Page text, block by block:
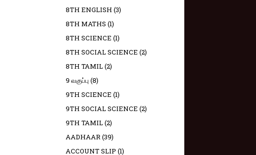
8TH ENGLISH (3)
8TH MATHS (1)
8TH SCIENCE (1)
8TH SOCIAL SCIENCE (2)
8TH TAMIL(2)
9 வகுப்பு (8)
9TH SCIENCE (1)
9TH SOCIAL SCIENCE (2)
9TH TAMIL(2)
AADHAAR(39)
ACCOUNT SLIP (1)